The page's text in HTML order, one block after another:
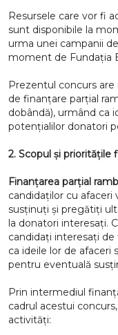
Resursele care vor fi
sunt disponibile la
urma unei campanii
moment de Fundația
Prezentul concurs
de finanțare parțial
dobândă), urmând ca
potențialilor donatori
2. Scopul și prioritățile
Finanțarea parțial
candidaților cu afaceri
susținuți și pregătiți
la donatori interesați.
candidați interesați de
ca ideile lor de
pentru eventuală
Prin intermediul
cadrul acestui
activități: